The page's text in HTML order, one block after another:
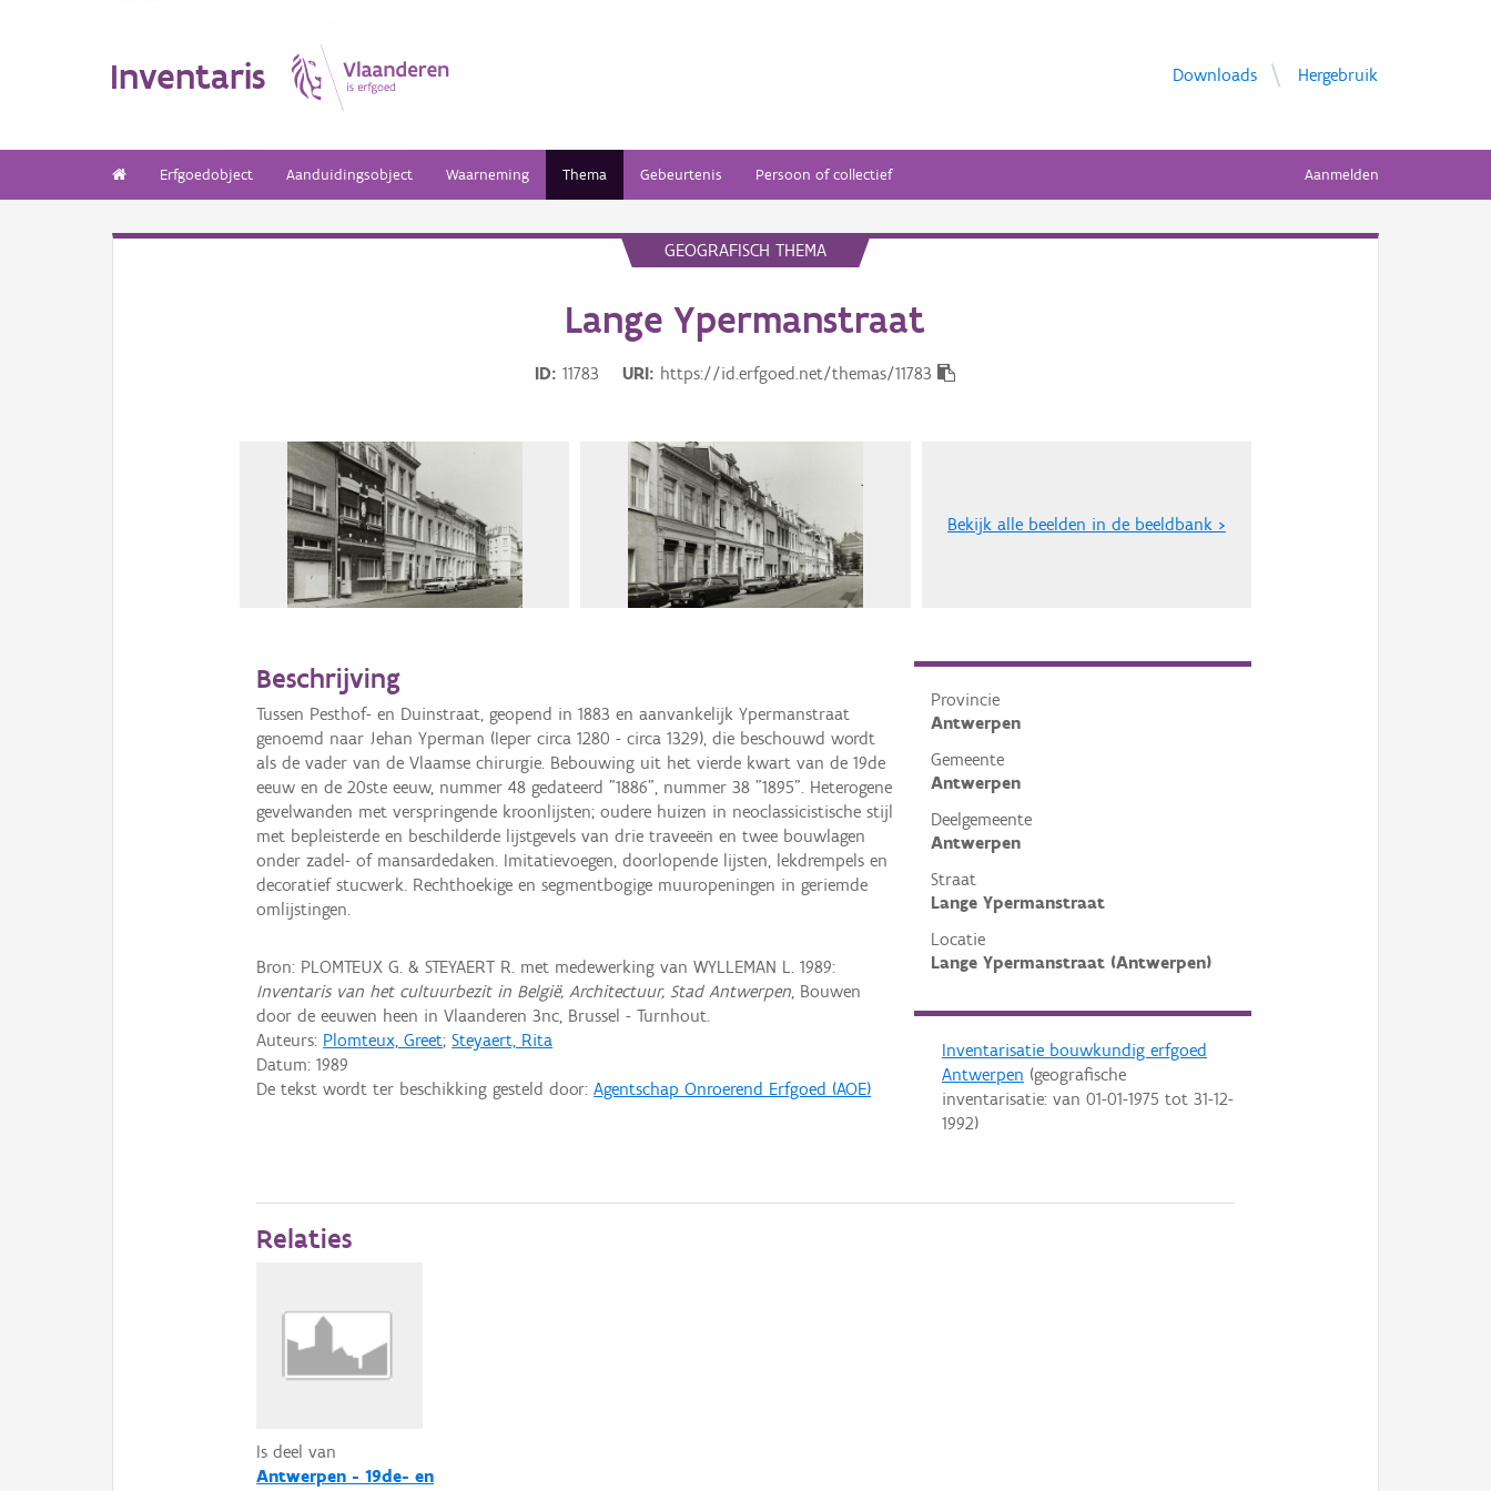
Inventaris Downloads Hergebruik
Erfgoedobject Aanduidingsobject Waarneming Thema Gebeurtenis Persoon of collectief Aanmelden
GEOGRAFISCH THEMA
Lange Ypermanstraat
ID 11783 URI https://id.erfgoed.net/themas/11783
Bekijk alle beelden in de beeldbank >
Provincie
Antwerpen
Gemeente
Antwerpen
Deelgemeente
Antwerpen
Straat
Lange Ypermanstraat
Locatie
Lange Ypermanstraat (Antwerpen)
Inventarisatie bouwkundig erfgoed
Antwerpen (geografische
inventarisatie: van 01-01-1975 tot 31-12-
1992)
Beschrijving
Tussen Pesthof- en Duinstraat, geopend in 1883 en aanvankelijk Ypermanstraat
genoemd naar Jehan Yperman (Ieper circa 1280 - circa 1329), die beschouwd wordt
als de vader van de Vlaamse chirurgie. Bebouwing uit het vierde kwart van de 19de
eeuw en de 20ste eeuw, nummer 48 gedateerd "1886", nummer 38 "1895". Heterogene
gevelwanden met verspringende kroonlijsten; oudere huizen in neoclassicistische stijl
met bepleisterde en beschilderde lijstgevels van drie traveeën en twee bouwlagen
onder zadel- of mansardedaken. Imitatievoegen, doorlopende lijsten, lekdrempels en
decoratief stucwerk. Rechthoekige en segmentbogige muuropeningen in geriemde
omlijstingen.
Bron: PLOMTEUX G. & STEYAERT R. met medewerking van WYLLEMAN L. 1989:
Inventaris van het cultuurbezit in België, Architectuur, Stad Antwerpen , Bouwen
door de eeuwen heen in Vlaanderen 3nc, Brussel - Turnhout.
Auteurs: Plomteux, Greet;Steyaert, Rita
Datum:1989
De tekst wordt ter beschikking gesteld door:Agentschap Onroerend Erfgoed (AOE)
Relaties
Is deel van
Antwerpen - 19de- en